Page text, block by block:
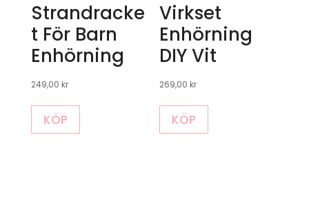
Strandracke
t För Barn
Enhörning
249,00 kr
KÖP
Virkset
Enhörning
DIY Vit
269,00 kr
KÖP